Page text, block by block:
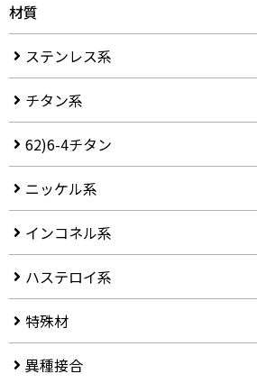
材質
ステンレス系
チタン系
62)6-4チタン
ニッケル系
インコネル系
ハステロイ系
特殊材
異種接合